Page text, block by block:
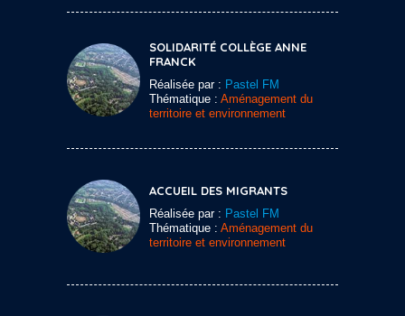
SOLIDARITÉ COLLÈGE ANNE
FRANCK
Réalisée par : Pastel FM
Thématique : Aménagement du
territoire et environnement
ACCUEIL DES MIGRANTS
Réalisée par : Pastel FM
Thématique : Aménagement du
territoire et environnement